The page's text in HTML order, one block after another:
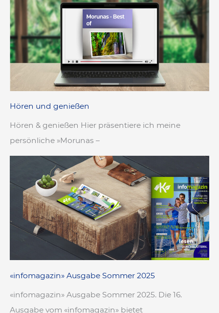
Hören und genießen
Hören & genießen Hier präsentiere ich meine
persönliche »Morunas –
«infomagazin» Ausgabe Sommer 2025
«infomagazin» Ausgabe Sommer 2025. Die 16.
Ausgabe vom «infomagazin» bietet